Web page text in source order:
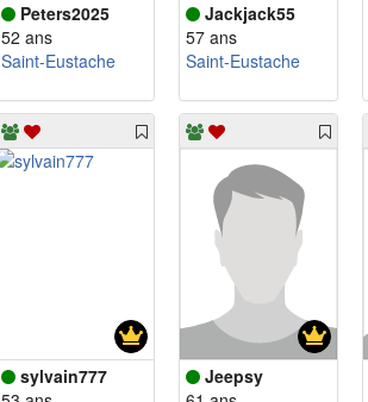
Peters2025
52 ans
Saint-Eustache
Jackjack55
57 ans
Saint-Eustache
sylvain777
Jeepsy